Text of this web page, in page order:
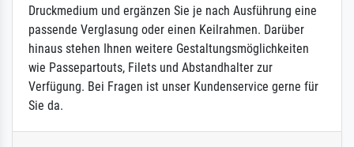
Druckmedium und ergänzen Sie je nach Ausführung eine
passende Verglasung oder einen Keilrahmen. Darüber
hinaus stehen Ihnen weitere Gestaltungsmöglichkeiten
wie Passepartouts, Filets und Abstandhalter zur
Verfügung. Bei Fragen ist unser Kundenservice gerne für
Sie da.